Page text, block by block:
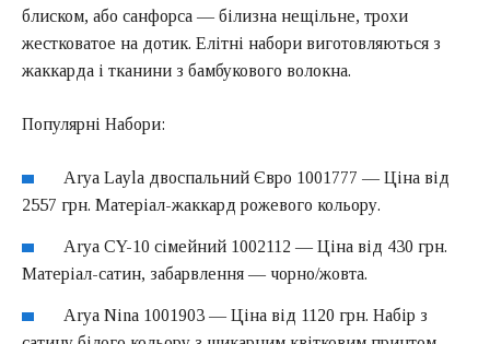
блиском, або санфорса — білизна нещільне, трохи
жестковатое на дотик. Елітні набори виготовляються з
жаккарда і тканини з бамбукового волокна.
Популярні Набори:
Arya Layla двоспальний Євро 1001777 — Ціна від
2557 грн. Матеріал-жаккард рожевого кольору.
Arya CY-10 сімейний 1002112 — Ціна від 430 грн.
Матеріал-сатин, забарвлення — чорно/жовта.
Arya Nina 1001903 — Ціна від 1120 грн. Набір з